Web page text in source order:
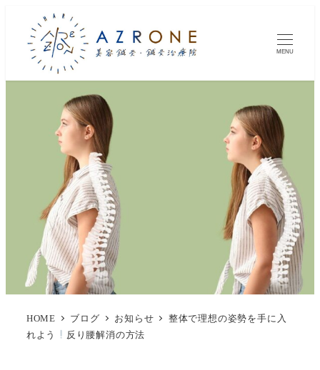
MENU
HOME ブログ お知らせ
整体で理想の姿勢を手に入
れよう
反り腰解消の方法